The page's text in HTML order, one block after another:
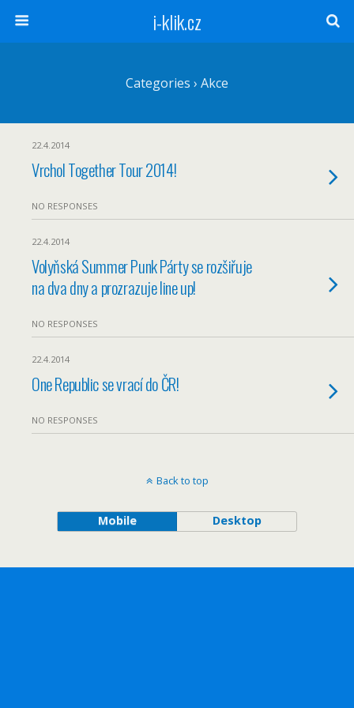
i-klik.cz
Categories › Akce
22.4.2014
Vrchol Together Tour 2014!
NO RESPONSES
22.4.2014
Volyňská Summer Punk Párty se rozšiřuje
na dva dny a prozrazuje line up!
NO RESPONSES
22.4.2014
One Republic se vrací do ČR!
NO RESPONSES
Back to top
Mobile Desktop